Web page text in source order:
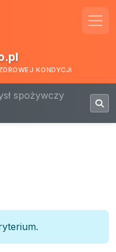
KONDYCJI
spożywczy